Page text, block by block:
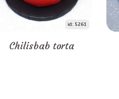
id: 5261
Chilisbab torta